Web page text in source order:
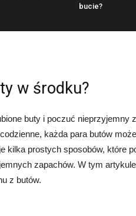
bucie?
w środku?
buty i poczuć nieprzyjemny
każda para butów
kilka prostych sposobów, które
zapachów. W tym
z butów.